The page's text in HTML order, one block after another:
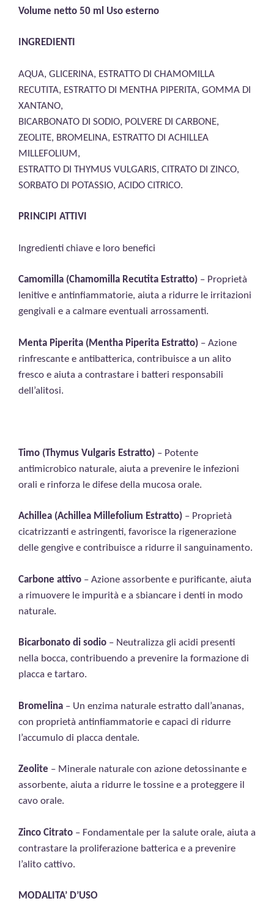
Volume netto 50 ml Uso esterno
INGREDIENTI
AQUA, GLICERINA, ESTRATTO DI CHAMOMILLA
RECUTITA, ESTRATTO DI MENTHA PIPERITA, GOMMA DI
XANTANO,
BICARBONATO DI SODIO, POLVERE DI CARBONE,
ZEOLITE, BROMELINA, ESTRATTO DI ACHILLEA
MILLEFOLIUM,
ESTRATTO DI THYMUS VULGARIS, CITRATO DI ZINCO,
SORBATO DI POTASSIO, ACIDO CITRICO.
PRINCIPI ATTIVI
Ingredienti chiave e loro benefici
Camomilla (Chamomilla Recutita Estratto) – Proprietà
lenitive e antinfiammatorie, aiuta a ridurre le irritazioni
gengivali e a calmare eventuali arrossamenti.
Menta Piperita (Mentha Piperita Estratto) – Azione
rinfrescante e antibatterica, contribuisce a un alito
fresco e aiuta a contrastare i batteri responsabili
dell’alitosi.
Timo (Thymus Vulgaris Estratto) – Potente
antimicrobico naturale, aiuta a prevenire le infezioni
orali e rinforza le difese della mucosa orale.
Achillea (Achillea Millefolium Estratto) – Proprietà
cicatrizzanti e astringenti, favorisce la rigenerazione
delle gengive e contribuisce a ridurre il sanguinamento.
Carbone attivo – Azione assorbente e purificante, aiuta
a rimuovere le impurità e a sbiancare i denti in modo
naturale.
Bicarbonato di sodio – Neutralizza gli acidi presenti
nella bocca, contribuendo a prevenire la formazione di
placca e tartaro.
Bromelina – Un enzima naturale estratto dall’ananas,
con proprietà antinfiammatorie e capaci di ridurre
l’accumulo di placca dentale.
Zeolite – Minerale naturale con azione detossinante e
assorbente, aiuta a ridurre le tossine e a proteggere il
cavo orale.
Zinco Citrato – Fondamentale per la salute orale, aiuta a
contrastare la proliferazione batterica e a prevenire
l’alito cattivo.
MODALITA’ D’USO